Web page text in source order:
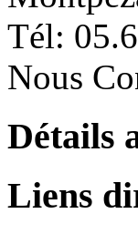
Tél:
Nous
Détails
Liens